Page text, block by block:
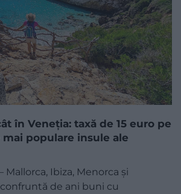
în Veneția: taxă de 15 euro pe
populare insule ale
Mallorca, Ibiza, Menorca și
de ani buni cu